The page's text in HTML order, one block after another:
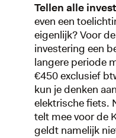
Tellen alle
even een
eigenlijk? Voor
investering een
langere periode
€450 exclusief
kun je denken
elektrische fiets.
telt mee voor de
geldt namelijk